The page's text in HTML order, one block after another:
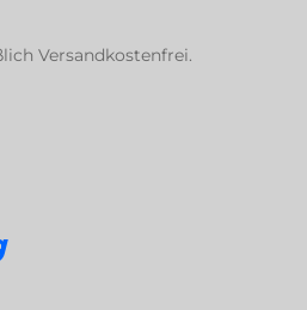
Versandkostenfrei.